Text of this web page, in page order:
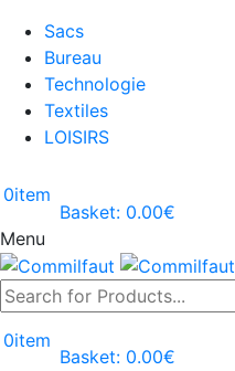
Sacs
Bureau
Technologie
Textiles
LOISIRS
0item
Basket: 0.00€
Menu
0item
Basket: 0.00€